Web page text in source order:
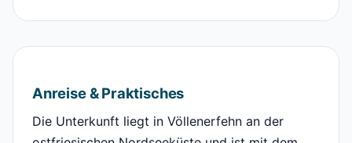
Anreise & Praktisches
Die Unterkunft liegt in Völlenerfehn an der